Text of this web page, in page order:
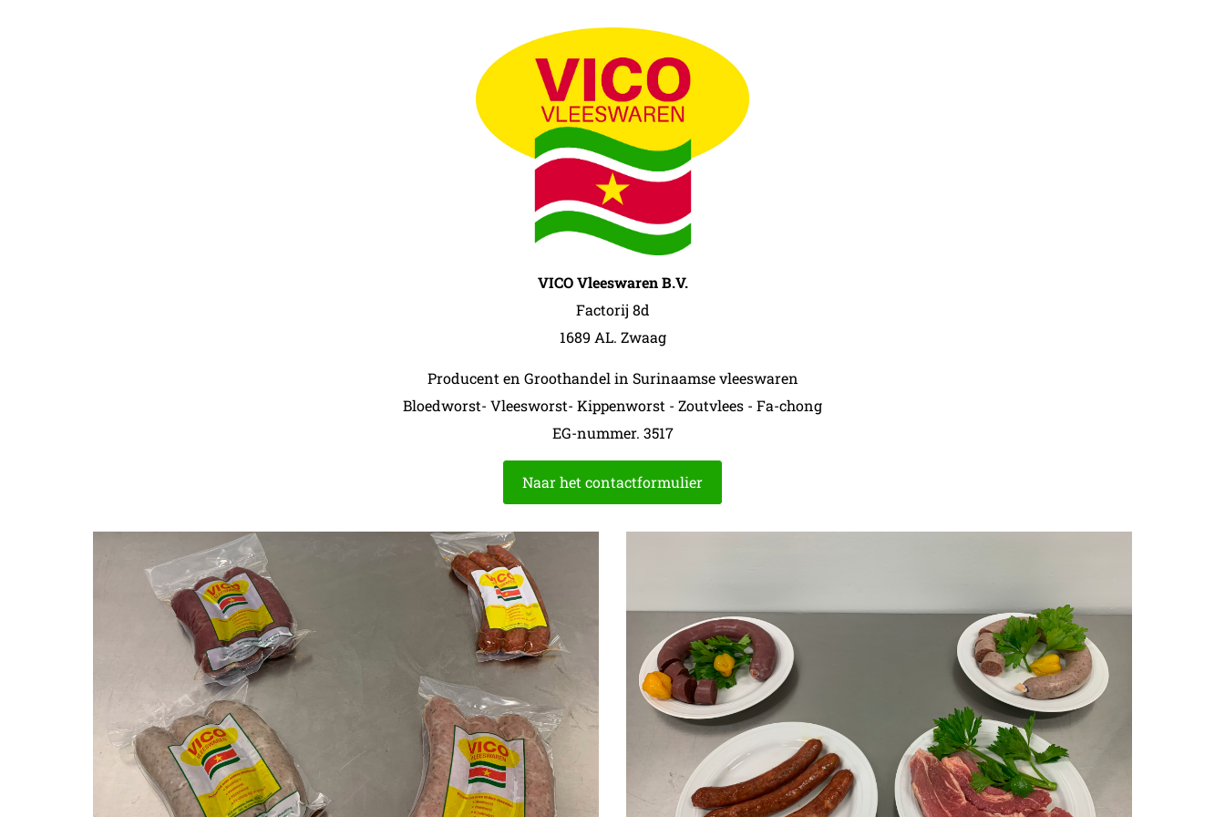
VICO Vleeswaren B.V.
Factorij 8d
1689 AL. Zwaag
Producent en Groothandel in Surinaamse vleeswaren
Bloedworst- Vleesworst- Kippenworst - Zoutvlees - Fa-chong
EG-nummer. 3517
Naar het contactformulier